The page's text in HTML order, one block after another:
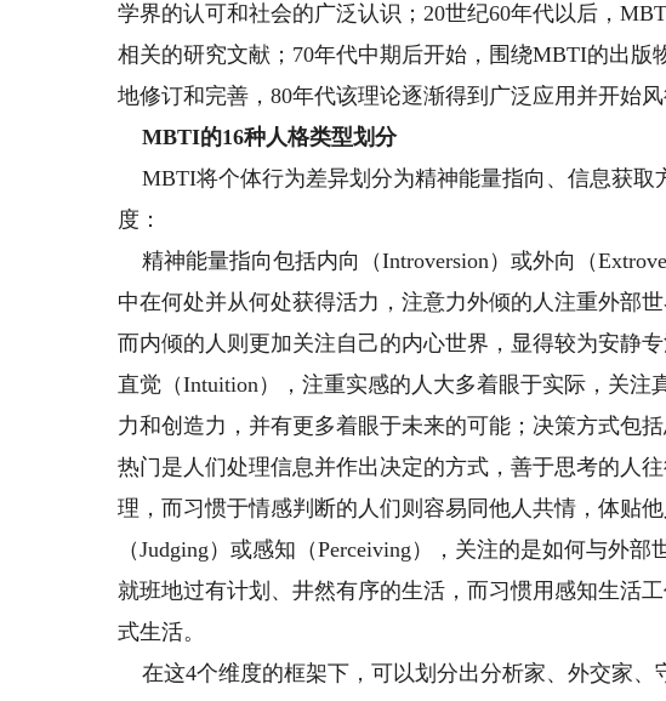
学界的认可和社会的广泛认识；20世纪60年代以后，
相关的研究文献；70年代中期后开始，围绕MBTI的出
地修订和完善，80年代该理论逐渐得到广泛应用并开始风
MBTI的16种人格类型划分
MBTI将个体行为差异划分为精神能量指向、信息获取
度：
精神能量指向包括内向（Introversion）或外向（
中在何处并从何处获得活力，注意力外倾的人注重外部
而内倾的人则更加关注自己的内心世界，显得较为安静
直觉（Intuition），注重实感的人大多着眼于实际，关注
力和创造力，并有更多着眼于未来的可能；决策方式包
热门是人们处理信息并作出决定的方式，善于思考的人
理，而习惯于情感判断的人们则容易同他人共情，体贴
（Judging）或感知（Perceiving），关注的是如何与外
就班地过有计划、井然有序的生活，而习惯用感知生活
式生活。
在这4个维度的框架下，可以划分出分析家、外交家、